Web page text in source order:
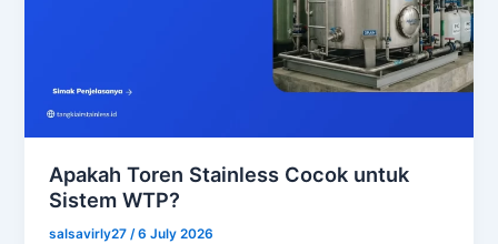
Apakah Toren Stainless Cocok untuk
Sistem WTP?
salsavirly27/6 July 2026